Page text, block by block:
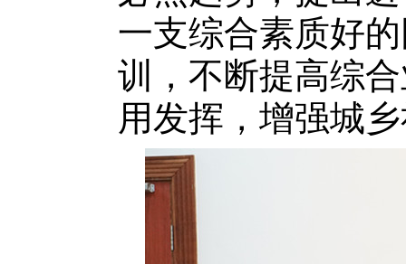
一支综合素质好
训，不断提高综
用发挥，增强城